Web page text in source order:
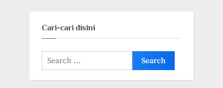
Cari-cari disini
Search
for: